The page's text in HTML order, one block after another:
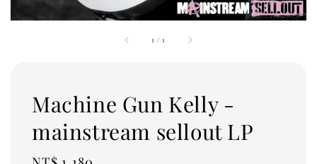
1 /1
Machine Gun Kelly -
mainstream sellout LP